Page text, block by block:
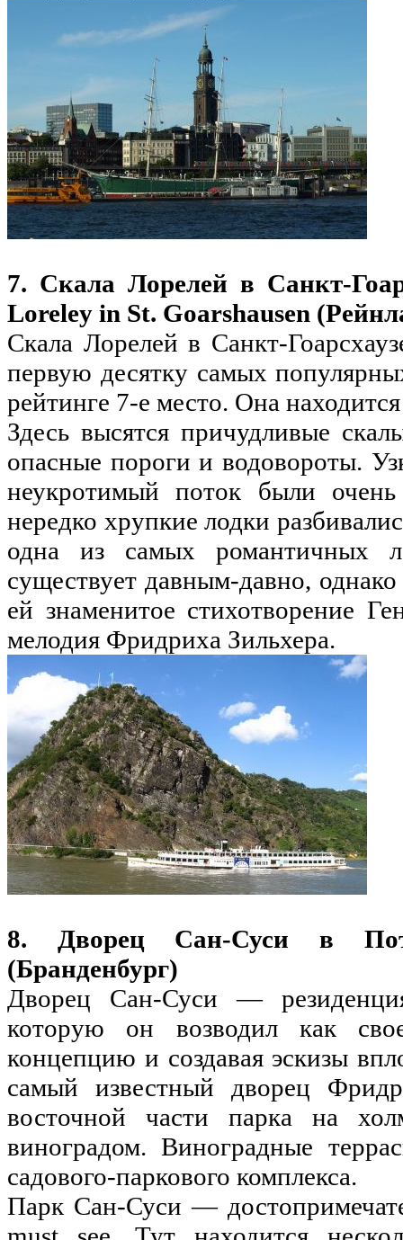
7. Скала Лорелей в Санкт-
Loreley in St. Goarshausen
Скала Лорелей в Санкт-
первую десятку самых
рейтинге 7-е место. Она
Здесь высятся причудливые
опасные пороги и водовороты.
неукротимый поток были
нередко хрупкие лодки
одна из самых романтичных
существует давным-давно,
ей знаменитое стихотворение
мелодия Фридриха Зильхера.
8. Дворец Сан-Суси в
(Бранденбург)
Дворец Сан-Суси —
которую он возводил как
концепцию и создавая эскизы
самый известный дворец
восточной части парка на
виноградом. Виноградные
садового-паркового комплекса.
Парк Сан-Суси —